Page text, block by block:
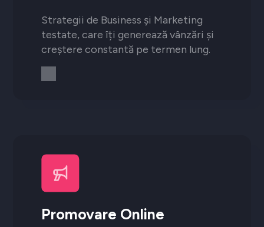
Strategii de Business și Marketing
testate, care îți generează vânzări și
creștere constantă pe termen lung.
Promovare Online